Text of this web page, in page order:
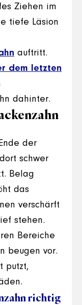
Ziehen im
tiefe Läsion
auftritt.
dem letzten
dahinter.
der
schwer
Belag
das
verschärft
stehen.
Bereiche
beugen vor.
putzt,
richtig